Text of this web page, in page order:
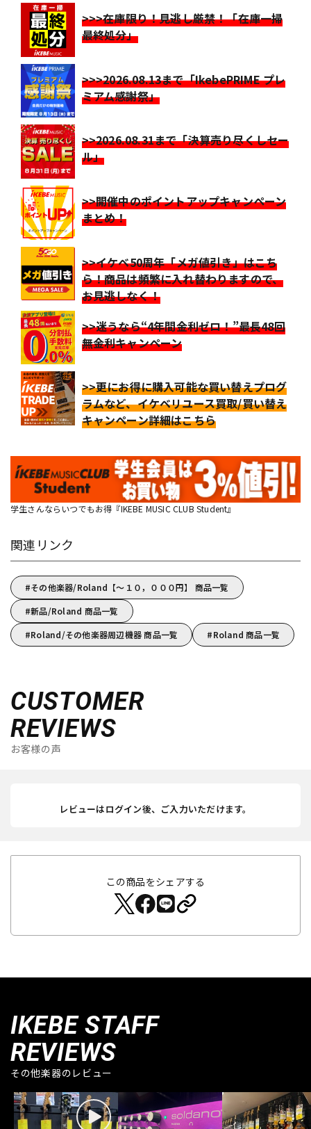
>>>在庫限り！見逃し厳禁！「在庫一掃
最終処分」
>>>2026.08.13まで「IkebePRIME プレ
ミアム感謝祭」
>>2026.08.31まで「決算売り尽くしセー
ル」
>>開催中のポイントアップキャンペーン
まとめ！
>>イケベ50周年「メガ値引き」はこち
ら！商品は頻繁に入れ替わりますので、
お見逃しなく！
>>迷うなら“4年間金利ゼロ！”最長48回
無金利キャンペーン
>>更にお得に購入可能な買い替えプログ
ラムなど、イケベリユース買取/買い替え
キャンペーン詳細はこちら
学生さんならいつでもお得『IKEBE MUSIC CLUB Student』
関連リンク
その他楽器/Roland【～１０，０００円】 商品一覧
新品/Roland 商品一覧
Roland/その他楽器周辺機器 商品一覧
Roland 商品一覧
CUSTOMER
REVIEWS
お客様の声
レビューはログイン後、ご入力いただけます。
この商品をシェアする
IKEBE STAFF
REVIEWS
その他楽器のレビュー